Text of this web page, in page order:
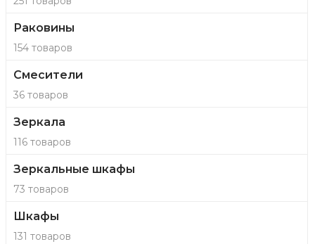
Раковины
154 товаров
Смесители
36 товаров
Зеркала
116 товаров
Зеркальные шкафы
73 товаров
Шкафы
131 товаров